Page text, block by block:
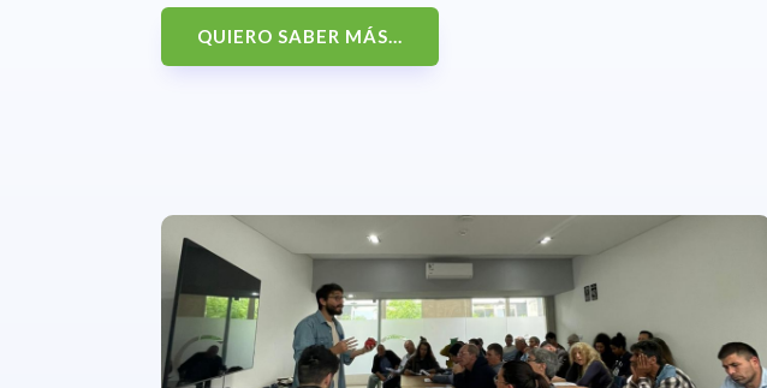
QUIERO SABER MÁS...